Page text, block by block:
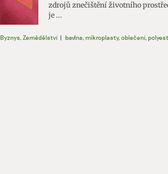
zdrojů znečištění životního
je ...
Byznys, Zemědělství | bavlna, mikroplasty, oblečení,